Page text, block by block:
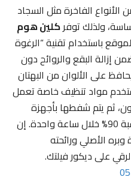
الفاخرة مثل السجاد
ولذلك توفركلين هوم
تقنية “الرغوة
إزالة البقع والروائح دون
على الألوان من البهتان
مواد تنظيف خاصة تعمل
ثم يتم شفطها بأجهزة
شفط قوية تترك السجاد جافاً بنسبة 90% خلال ساعة واحدة. إن
الأصلي ورائحته
على ديكور فيلتك.